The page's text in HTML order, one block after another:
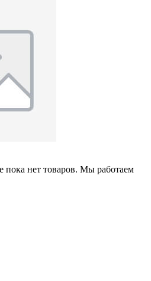
пока нет товаров. Мы работаем